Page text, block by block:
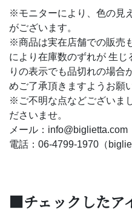
※モニターにより、色の見
がございます。
※商品は実在店舗での販売
により在庫数のずれが 生
りの表示でも品切れの場合
めご了承頂きますようお願
※ご不明な点などございま
ださいませ。
メール：info@biglietta.com
電話：06-4799-1970（
■チェックしたア